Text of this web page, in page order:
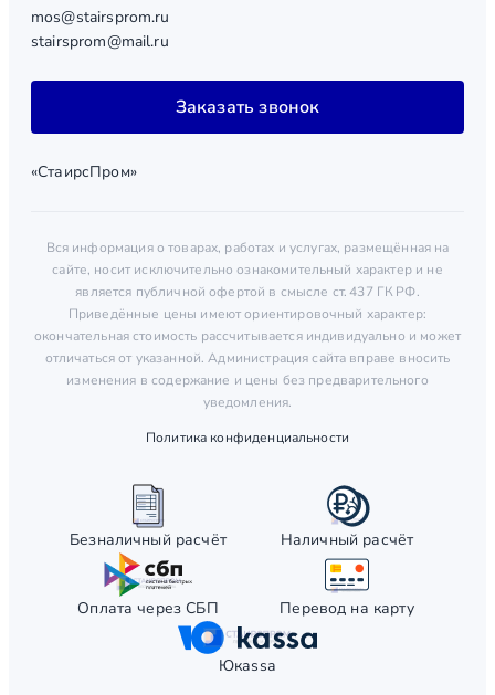
mos@stairsprom.ru
stairsprom@mail.ru
Заказать звонок
«СтаирсПром»
Вся информация о товарах, работах и услугах, размещённая на
сайте, носит исключительно ознакомительный характер и не
является публичной офертой в смысле ст. 437 ГК РФ.
Приведённые цены имеют ориентировочный характер:
окончательная стоимость рассчитывается индивидуально и может
отличаться от указанной. Администрация сайта вправе вносить
изменения в содержание и цены без предварительного
уведомления.
Политика конфиденциальности
Безналичный расчёт Наличный расчёт
Оплата через СБП Перевод на карту
Юкаssа